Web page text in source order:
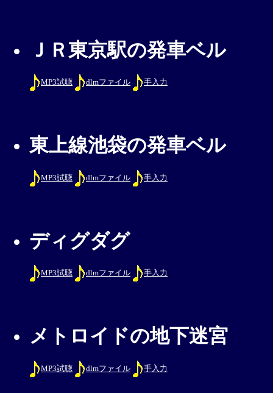
ＪＲ東京駅の発車ベル
MP3試聴 dlmファイル 手入力
東上線池袋の発車ベル
MP3試聴 dlmファイル 手入力
ディグダグ
MP3試聴 dlmファイル 手入力
メトロイドの地下迷宮
MP3試聴 dlmファイル 手入力